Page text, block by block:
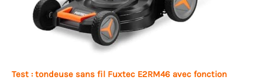
Test : tondeuse sans fil Fuxtec E2RM46 avec fonction